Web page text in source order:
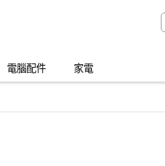
電腦配件 家電